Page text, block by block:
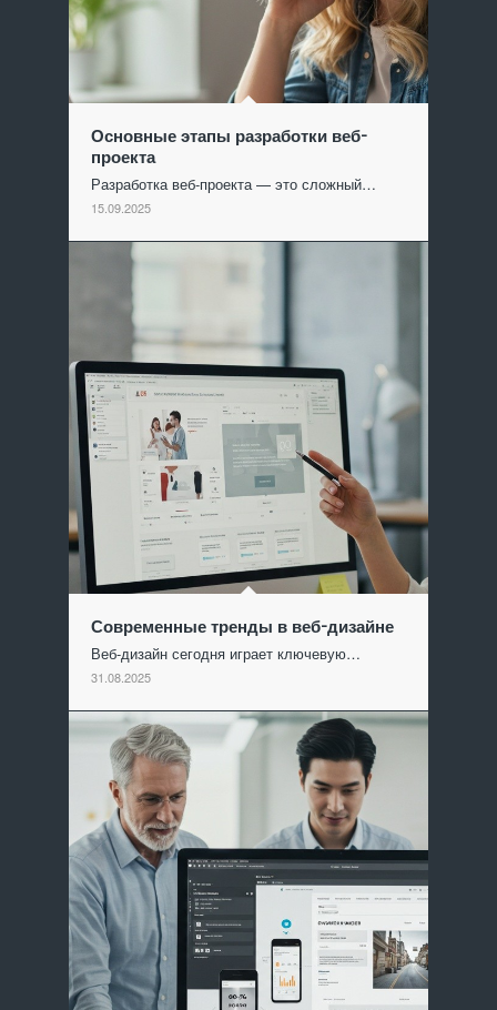
Основные этапы разработки веб-
проекта
Разработка веб-проекта — это сложный…
15.09.2025
Современные тренды в веб-дизайне
Веб-дизайн сегодня играет ключевую…
31.08.2025